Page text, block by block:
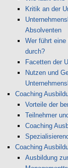
Kritik an der
Absolventen
Wer führt eine
durch?
Facetten der
Nutzen und
Coaching
Vorteile der
Teilnehmer
Coaching
Coaching
Ausbildung